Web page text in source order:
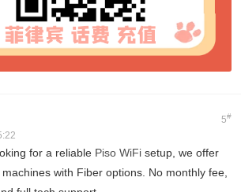
5#
for a reliable Piso WiFi setup, we offer
with Fiber options. No monthly fee,